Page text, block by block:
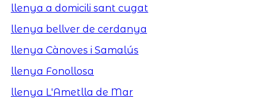
llenya a domicili sant cugat
llenya bellver de cerdanya
llenya Cànoves i Samalús
llenya Fonollosa
llenya L'Ametlla de Mar